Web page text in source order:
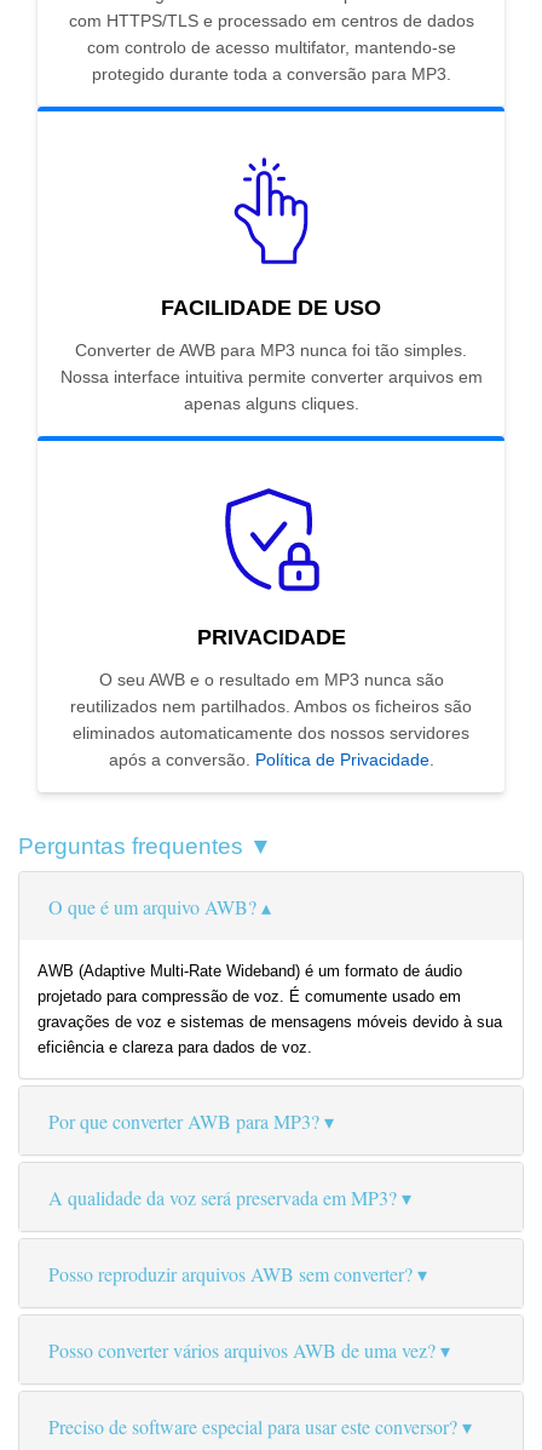
com HTTPS/TLS e processado em centros de dados
com controlo de acesso multifator, mantendo-se
protegido durante toda a conversão para MP3.
FACILIDADE DE USO
Converter de AWB para MP3 nunca foi tão simples.
Nossa interface intuitiva permite converter arquivos em
apenas alguns cliques.
PRIVACIDADE
O seu AWB e o resultado em MP3 nunca são
reutilizados nem partilhados. Ambos os ficheiros são
eliminados automaticamente dos nossos servidores
após a conversão. Política de Privacidade.
Perguntas frequentes ▼
O que é um arquivo AWB?
AWB (Adaptive Multi-Rate Wideband) é um formato de áudio
projetado para compressão de voz. É comumente usado em
gravações de voz e sistemas de mensagens móveis devido à sua
eficiência e clareza para dados de voz.
Por que converter AWB para MP3?
A qualidade da voz será preservada em MP3?
Posso reproduzir arquivos AWB sem converter?
Posso converter vários arquivos AWB de uma vez?
Preciso de software especial para usar este conversor?